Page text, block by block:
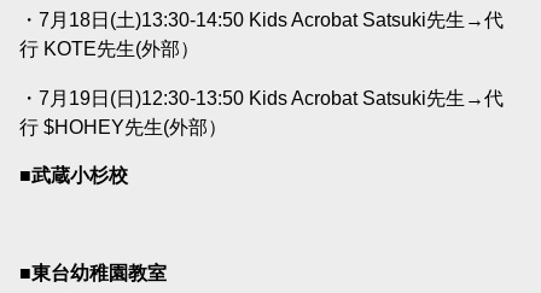
・7月18日(土)13:30-14:50 Kids Acrobat Satsuki先生→代
行 KOTE先生(外部）
・7月19日(日)12:30-13:50 Kids Acrobat Satsuki先生→代
行 $HOHEY先生(外部）
■武蔵小杉校
■東台幼稚園教室